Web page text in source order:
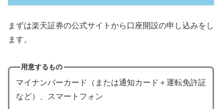
まずは楽天証券の公式サイトから口座開設の申し込みをし
ます。
用意するもの
マイナンバーカード（または通知カード＋運転免許証
など）、スマートフォン